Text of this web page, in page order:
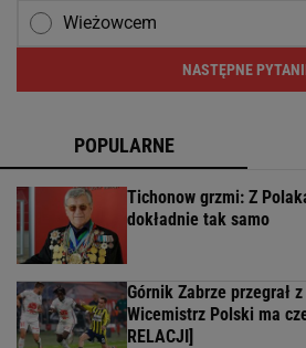
Wieżowcem
NASTĘPNE
POPULARNE
Tichonow grzmi: Z
dokładnie tak samo
Górnik Zabrze przegrał
Wicemistrz Polski ma
RELACJI]